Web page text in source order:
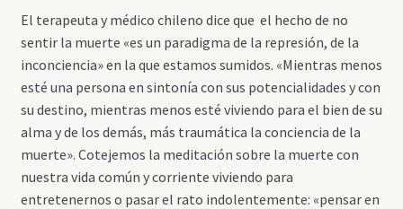
El terapeuta y médico chileno dice que el hecho de no
sentir la muerte «es un paradigma de la represión, de la
inconciencia» en la que estamos sumidos. «Mientras menos
esté una persona en sintonía con sus potencialidades y con
su destino, mientras menos esté viviendo para el bien de su
alma y de los demás, más traumática la conciencia de la
muerte». Cotejemos la meditación sobre la muerte con
nuestra vida común y corriente viviendo para
entretenernos o pasar el rato indolentemente: «pensar en